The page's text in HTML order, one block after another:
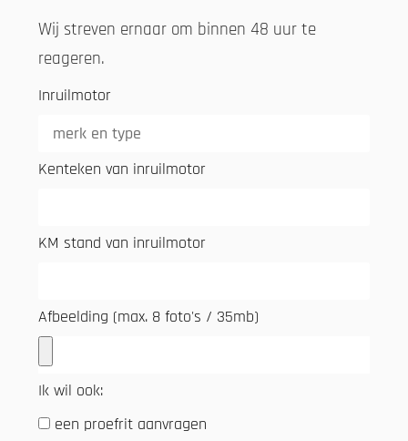
Wij streven ernaar om binnen 48 uur te
reageren.
Inruilmotor
Kenteken van inruilmotor
KM stand van inruilmotor
Afbeelding (max. 8 foto's / 35mb)
Ik wil ook:
een proefrit aanvragen